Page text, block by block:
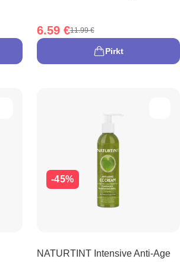
6.59 €11.99 €
Pirkt
-45%
NATURTINT Intensive Anti-Age